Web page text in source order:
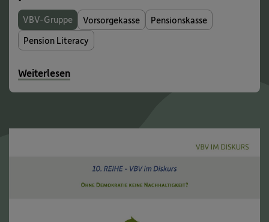
VBV-Gruppe Vorsorgekasse
Pensionskasse
Pension Literacy
Weiterlesen